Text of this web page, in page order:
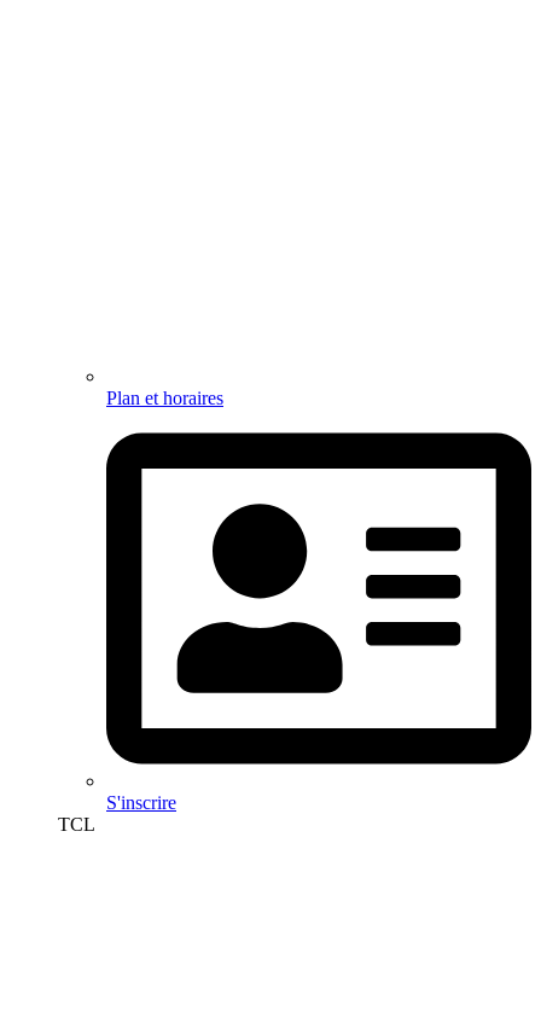
Plan et horaires
S'inscrire
TCL